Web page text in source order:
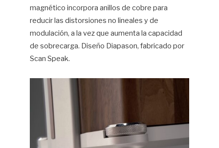
magnético incorpora anillos de cobre para
reducir las distorsiones no lineales y de
modulación, a la vez que aumenta la capacidad
de sobrecarga. Diseño Diapason, fabricado por
Scan Speak.